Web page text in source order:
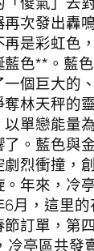
次發出轟
再是彩虹色
色**。藍
個巨大的
林天秤的
單戀能量
。藍色與
烈衝撞，
年來，冷
月，這里
訂單，第
冷亭區共發